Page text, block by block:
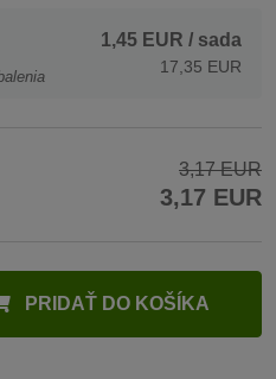
1,45 EUR / sada
17,35 EUR
3,17 EUR
3,17 EUR
PRIDAŤ DO KOŠÍKA